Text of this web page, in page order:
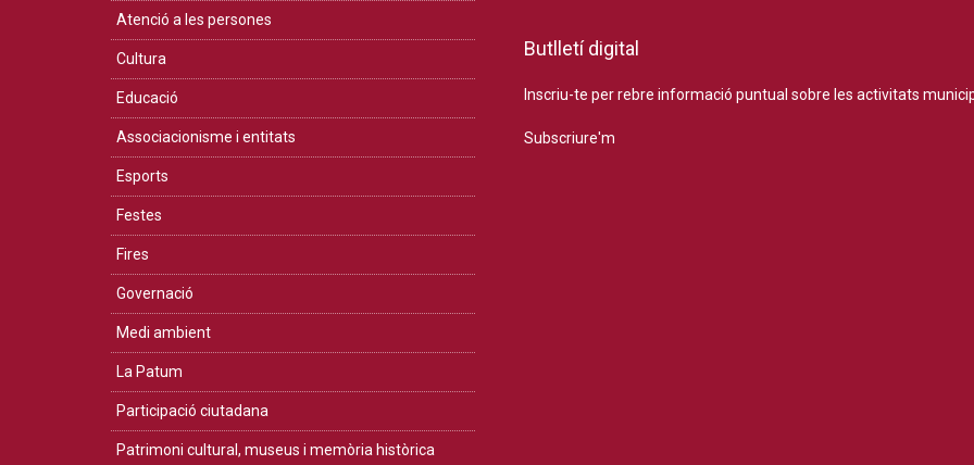
Atenció a les persones
Cultura
Educació
Associacionisme i entitats
Esports
Festes
Fires
Governació
Medi ambient
La Patum
Participació ciutadana
Patrimoni cultural, museus i memòria històrica
Butlletí digital
Inscriu-te per rebre informació puntual sobre les activitats
Subscriure'm